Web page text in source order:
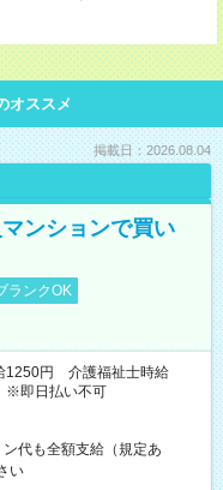
オススメ
掲載日：2026.08.04
ンションで買い
ランクOK
1250円 介護福祉士時給
※即日払い不可
代も全額支給（規定あ
い